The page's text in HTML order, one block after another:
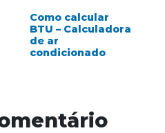
Como calcular
BTU – Calculadora
de ar
condicionado